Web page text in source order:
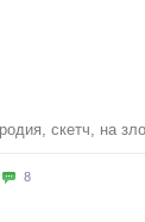
скетч на
8